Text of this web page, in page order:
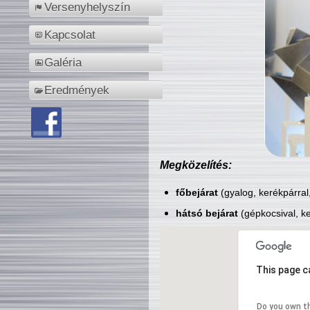
Versenyhelyszín
Kapcsolat
Galéria
Eredmények
Megközelítés:
főbejárat(gyalog,
hátsó bejárat(gépkocsival,
This page
Do you own